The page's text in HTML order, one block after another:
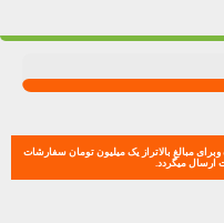
مبالغ بالاتراز یک میلیون تومان سفارشات
ارسال میگردد.